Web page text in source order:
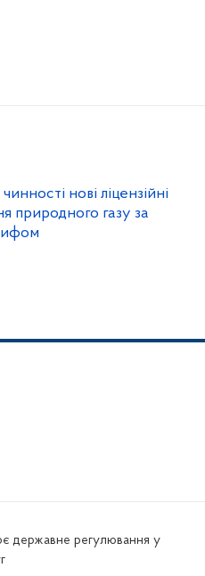
нові ліцензійні
природного газу за
державне регулювання у